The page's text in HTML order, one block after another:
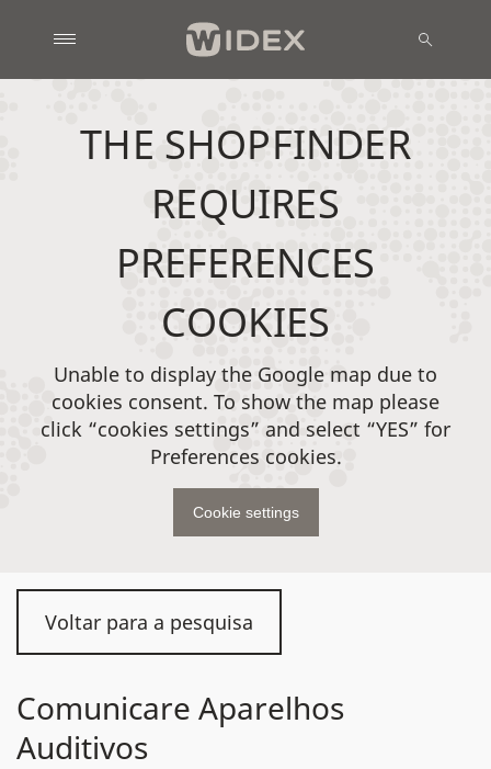
Voltar para a pesquisa
Comunicare Aparelhos
Auditivos
THE SHOPFINDER
REQUIRES
PREFERENCES
COOKIES
Unable to display the Google map due to
cookies consent. To show the map please
click “cookies settings” and select “YES” for
Preferences cookies.
Cookie settings